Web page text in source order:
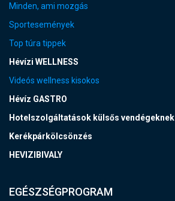
Minden, ami mozgás
Sportesemények
Top túra tippek
Hévízi WELLNESS
Videós wellness kisokos
Hévíz GASTRO
Hotelszolgáltatások külsős vendégeknek
Kerékpárkölcsönzés
HEVIZIBIVALY
EGÉSZSÉGPROGRAM